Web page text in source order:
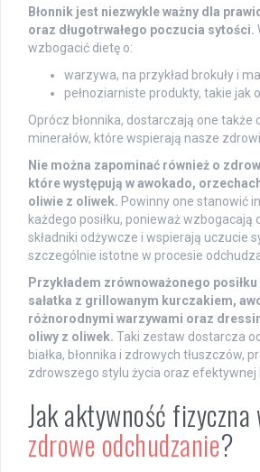
Błonnik jest niezwykle ważny dla
oraz długotrwałego poczucia sytości.
wzbogacić dietę o:
warzywa, na przykład brokuły i
pełnoziarniste produkty, takie jak
Oprócz błonnika, dostarczają one także
minerałów, które wspierają nasze
Nie można zapominać również o
które występują w awokado,
oliwie z oliwek. Powinny one stanowić
każdego posiłku, ponieważ wzbogacają
składniki odżywcze i wspierają uczucie
szczególnie istotne w procesie
Przykładem zrównoważonego posiłku
sałatka z grillowanym kurczakiem,
różnorodnymi warzywami oraz
oliwy z oliwek. Taki zestaw dostarcza
białka, błonnika i zdrowych tłuszczów,
zdrowszego stylu życia oraz efektywnej
Jak aktywność
zdrowe odchudzanie?